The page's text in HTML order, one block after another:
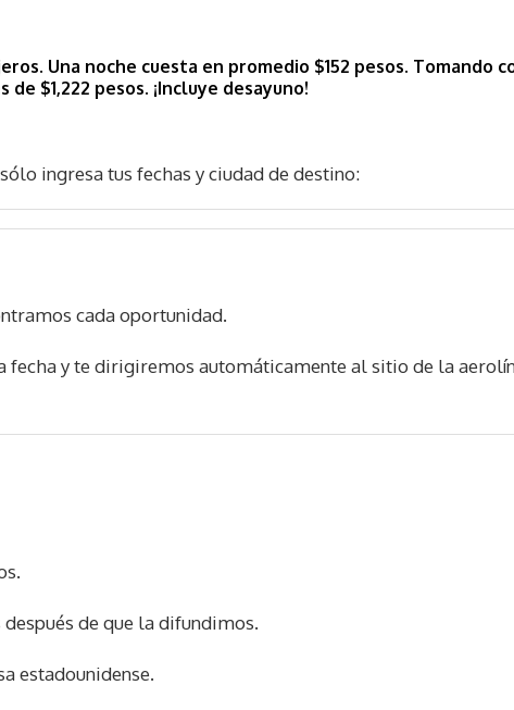
Una noche cuesta en promedio $152 pesos. Tomando
$1,222 pesos. ¡Incluye desayuno!
ingresa tus fechas y ciudad de destino:
cada oportunidad.
fecha y te dirigiremos automáticamente al sitio de la
de que la difundimos.
estadounidense.